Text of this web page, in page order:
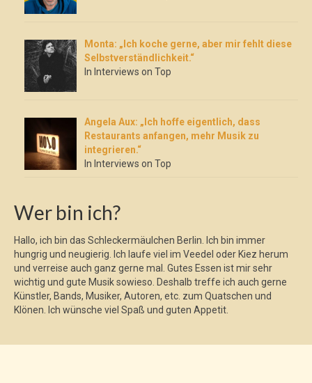
Monta: „Ich koche gerne, aber mir fehlt diese
Selbstverständlichkeit.“
In Interviews on Top
Angela Aux: „Ich hoffe eigentlich, dass
Restaurants anfangen, mehr Musik zu
integrieren.“
In Interviews on Top
Wer bin ich?
Hallo, ich bin das Schleckermäulchen Berlin. Ich bin immer
hungrig und neugierig. Ich laufe viel im Veedel oder Kiez herum
und verreise auch ganz gerne mal. Gutes Essen ist mir sehr
wichtig und gute Musik sowieso. Deshalb treffe ich auch gerne
Künstler, Bands, Musiker, Autoren, etc. zum Quatschen und
Klönen. Ich wünsche viel Spaß und guten Appetit.